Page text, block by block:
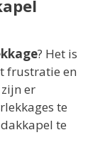
? Het is
frustratie en
er
te
te